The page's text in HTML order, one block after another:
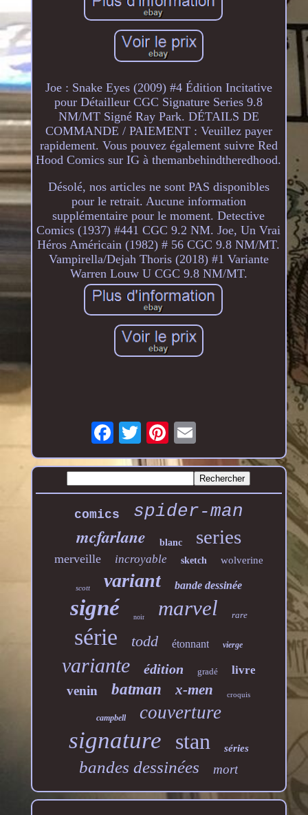
Joe : Snake Eyes (2009) #4 Édition Incitative
pour Détailleur CGC Signature Series 9.8
NM/MT Signé Ray Park. DÉTAILS DE
COMMANDE / PAIEMENT : Veuillez payer
rapidement. Vous pouvez également suivre Red
Hood Comics sur IG à themanbehindtheredhood.
Désolé, nos articles ne sont PAS disponibles
pour le retrait. Aucune information
supplémentaire pour le moment. Detective
Comics (1937) #441 CGC 9.2 NM. Joe, Un Vrai
Héros Américain (1982) # 56 CGC 9.8 NM/MT.
Vampirella/Dejah Thoris (2018) #1 Variante
Warren Louw U CGC 9.8 NM/MT.
comics spider-man
mcfarlane blanc series
merveille incroyable sketch wolverine
scott variant bande dessinée
signé noir marvel rare
série todd étonnant vierge
variante édition gradé livre
venin batman x-men croquis
campbell couverture
signature stan séries
bandes dessinées mort